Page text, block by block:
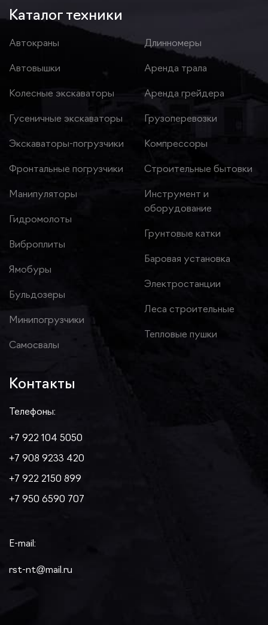
Каталог техники
Автокраны
Автовышки
Колесные экскаваторы
Гусеничные экскаваторы
Экскаваторы-погрузчики
Фронтальные погрузчики
Манипуляторы
Гидромолоты
Виброплиты
Ямобуры
Бульдозеры
Минипогрузчики
Самосвалы
Длинномеры
Аренда трала
Аренда грейдера
Грузоперевозки
Компрессоры
Строительные бытовки
Инструмент и
оборудование
Грунтовые катки
Баровая установка
Электростанции
Леса строительные
Тепловые пушки
Контакты
Телефоны:
+7 922 104 5050
+7 908 9233 420
+7 922 2150 899
+7 950 6590 707
E-mail:
rst-nt@mail.ru